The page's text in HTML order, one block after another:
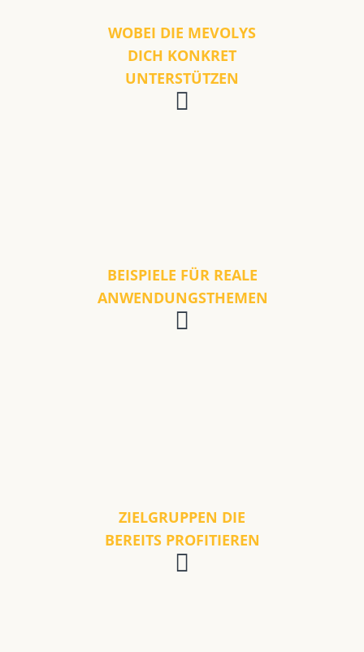
WOBEI DIE MEVOLYS
DICH KONKRET
UNTERSTÜTZEN
BEISPIELE FÜR REALE
ANWENDUNGSTHEMEN
ZIELGRUPPEN DIE
BEREITS PROFITIEREN